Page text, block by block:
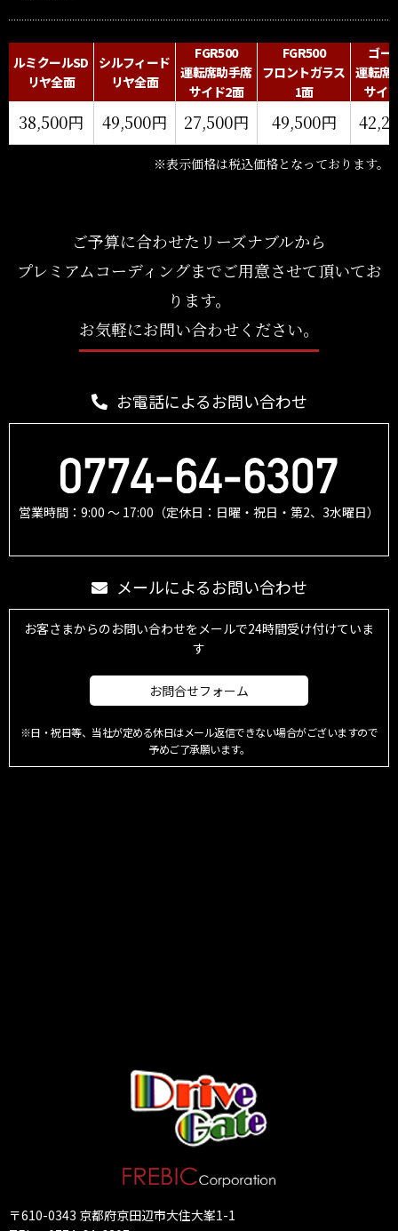
ルミクールSD
リヤ全面
シルフィード
リヤ全面
FGR500
運転席助手席
サイド2面
FGR500
フロントガラス
1面
ゴー
運転席
サイ
38,500円 49,500円 27,500円 49,500円
※表示価格は税込価格となっております。
ご予算に合わせたリーズナブルから
プレミアムコーディングまでご用意させて頂いてお
ります。
お気軽にお問い合わせください。
お電話によるお問い合わせ
営業時間：9:00 ～ 17:00（定休日：日曜・祝日・第2、3水曜日）
メールによるお問い合わせ
お客さまからのお問い合わせをメールで24時間受け付けていま
す
お問合せフォーム
※日・祝日等、当社が定める休日はメール返信できない場合がございますので
予めご了承願います。
〒610-0343 京都府京田辺市大住大峯1-1